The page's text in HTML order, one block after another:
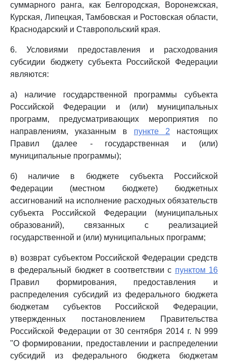
суммарного ранга, как Белгородская, Воронежская,
Курская, Липецкая, Тамбовская и Ростовская области,
Краснодарский и Ставропольский края.
6. Условиями предоставления и расходования
субсидии бюджету субъекта Российской Федерации
являются:
а) наличие государственной программы субъекта
Российской Федерации и (или) муниципальных
программ, предусматривающих мероприятия по
направлениям, указанным в пункте 2 настоящих
Правил (далее - государственная и (или)
муниципальные программы);
б) наличие в бюджете субъекта Российской
Федерации (местном бюджете) бюджетных
ассигнований на исполнение расходных обязательств
субъекта Российской Федерации (муниципальных
образований), связанных с реализацией
государственной и (или) муниципальных программ;
в) возврат субъектом Российской Федерации средств
в федеральный бюджет в соответствии с пунктом 16
Правил формирования, предоставления и
распределения субсидий из федерального бюджета
бюджетам субъектов Российской Федерации,
утвержденных постановлением Правительства
Российской Федерации от 30 сентября 2014 г. N 999
"О формировании, предоставлении и распределении
субсидий из федерального бюджета бюджетам